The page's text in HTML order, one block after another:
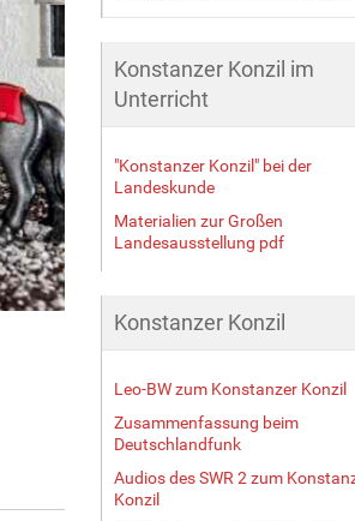
Konstanzer Konzil im
Unterricht
"Konstanzer Konzil" bei der
Landeskunde
Materialien zur Großen
Landesausstellung pdf
Konstanzer Konzil
Leo-BW zum Konstanzer Konzil
Zusammenfassung beim
Deutschlandfunk
Audios des SWR 2 zum
Konzil